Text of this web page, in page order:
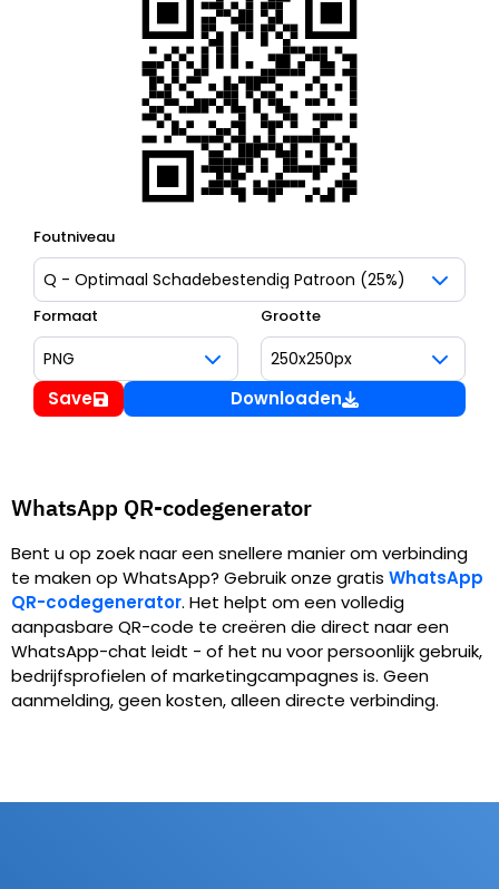
Foutniveau
Formaat Grootte
Save Downloaden
WhatsApp QR-codegenerator
Bent u op zoek naar een snellere manier om verbinding
te maken op WhatsApp? Gebruik onze gratis WhatsApp
QR-codegenerator. Het helpt om een volledig
aanpasbare QR-code te creëren die direct naar een
WhatsApp-chat leidt - of het nu voor persoonlijk gebruik,
bedrijfsprofielen of marketingcampagnes is. Geen
aanmelding, geen kosten, alleen directe verbinding.